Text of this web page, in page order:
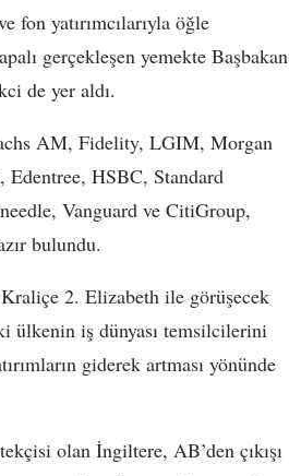
fon yatırımcılarıyla öğle
gerçekleşen yemekte Başbakan
de yer aldı.
AM, Fidelity, LGIM, Morgan
HSBC, Standard
Vanguard ve CitiGroup,
bulundu.
2. Elizabeth ile görüşecek
ülkenin iş dünyası temsilcilerini
giderek artması yönünde
olan İngiltere, AB’den çıkışı